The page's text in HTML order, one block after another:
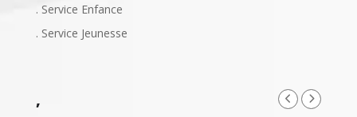
. Service Enfance
. Service Jeunesse
,